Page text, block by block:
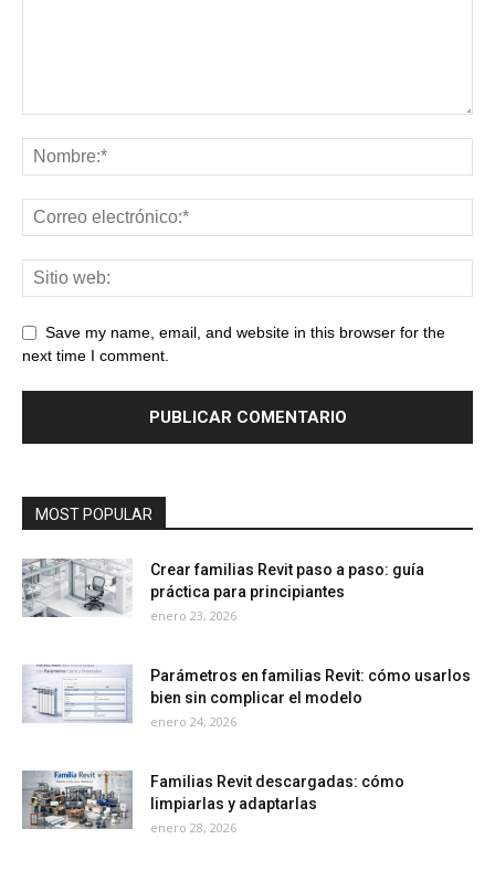
Save my name, email, and website in this browser for the
next time I comment.
MOST POPULAR
Crear familias Revit paso a paso: guía
práctica para principiantes
enero 23, 2026
Parámetros en familias Revit: cómo usarlos
bien sin complicar el modelo
enero 24, 2026
Familias Revit descargadas: cómo
limpiarlas y adaptarlas
enero 28, 2026